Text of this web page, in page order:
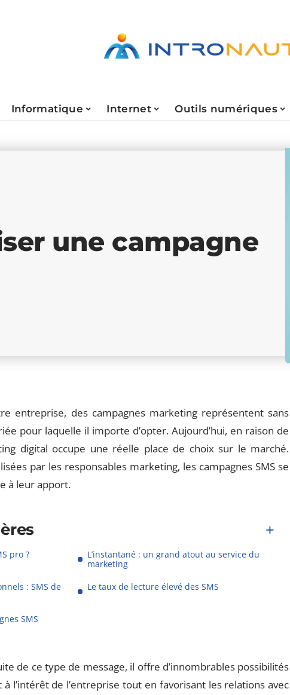
Informatique Internet Outils numériques
une campagne
entreprise, des campagnes marketing représentent sans
pour laquelle il importe d’opter. Aujourd’hui, en raison de
digital occupe une réelle place de choix sur le marché.
par les responsables marketing, les campagnes SMS se
à leur apport.
pro ?
L’instantané : un grand atout au service du
marketing
: SMS de
Le taux de lecture élevé des SMS
SMS
de ce type de message, il offre d’innombrables possibilités
l’intérêt de l’entreprise tout en favorisant les relations avec